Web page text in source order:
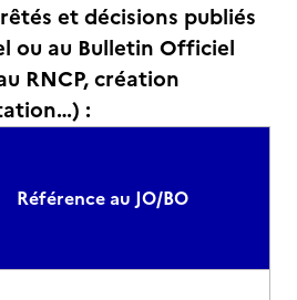
et décisions publiés
ou au Bulletin Officiel
RNCP, création
:
Référence au JO/BO